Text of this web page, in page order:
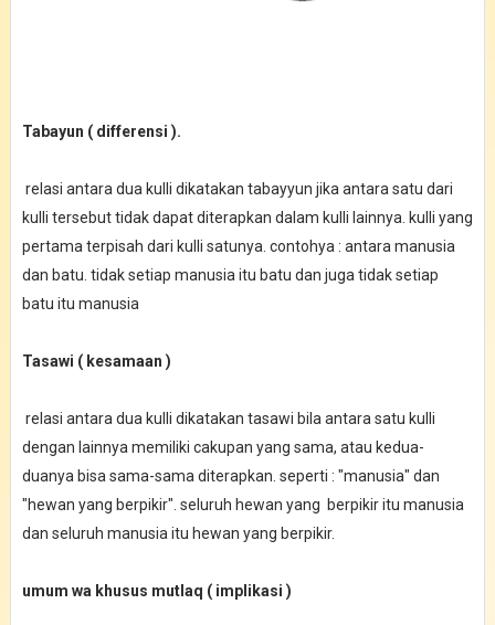
Tabayun ( differensi ).
relasi antara dua kulli dikatakan tabayyun jika antara satu dari
kulli tersebut tidak dapat diterapkan dalam kulli lainnya. kulli yang
pertama terpisah dari kulli satunya. contohya : antara manusia
dan batu. tidak setiap manusia itu batu dan juga tidak setiap
batu itu manusia
Tasawi ( kesamaan )
relasi antara dua kulli dikatakan tasawi bila antara satu kulli
dengan lainnya memiliki cakupan yang sama, atau kedua-
duanya bisa sama-sama diterapkan. seperti : "manusia" dan
"hewan yang berpikir". seluruh hewan yang berpikir itu manusia
dan seluruh manusia itu hewan yang berpikir.
umum wa khusus mutlaq ( implikasi )